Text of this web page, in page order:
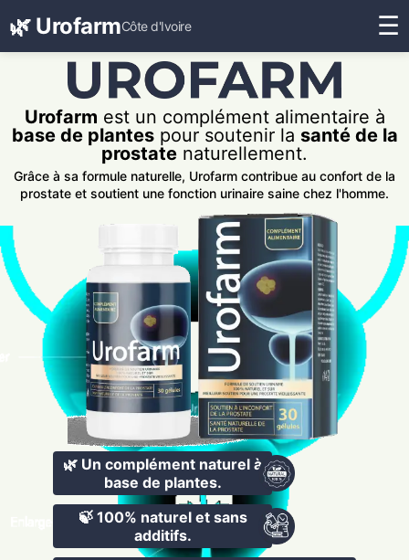
🌿 UrofarmCôte d'Ivoire ☰
Urofarm est un complément alimentaire à
base de plantespour soutenir la santé de la
prostate naturellement.
Grâce à sa formule naturelle, Urofarm contribue au confort de la
prostate et soutient une fonction urinaire saine chez l'homme.
🌿 Un complément naturel à
base de plantes.
🍃 100% naturel et sans
additifs.